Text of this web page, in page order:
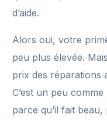
d’aide.
Alors oui, votre
peu plus élevée.
prix des réparations
C’est un peu
parce qu’il fait